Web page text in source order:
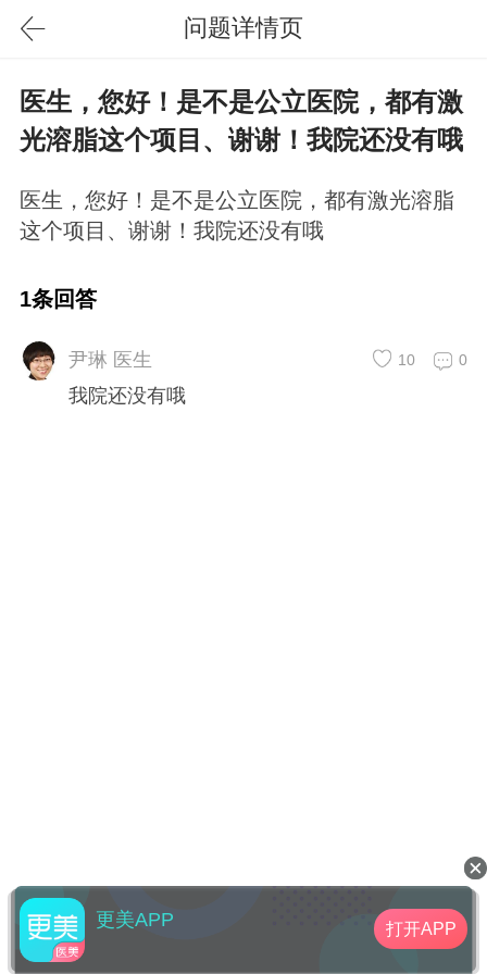
问题详情页
医生，您好！是不是公立医院，都有激
光溶脂这个项目、谢谢！我院还没有哦
医生，您好！是不是公立医院，都有激光溶脂
这个项目、谢谢！我院还没有哦
1条回答
尹琳 医生 0
10
我院还没有哦
更美APP 打开APP